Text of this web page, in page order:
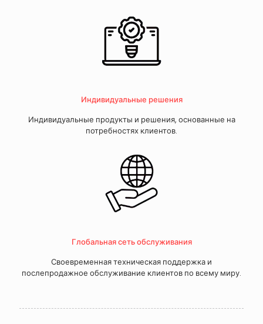
Индивидуальные решения
Индивидуальные продукты и решения, основанные на
потребностях клиентов.
Глобальная сеть обслуживания
Своевременная техническая поддержка и
послепродажное обслуживание клиентов по всему миру.